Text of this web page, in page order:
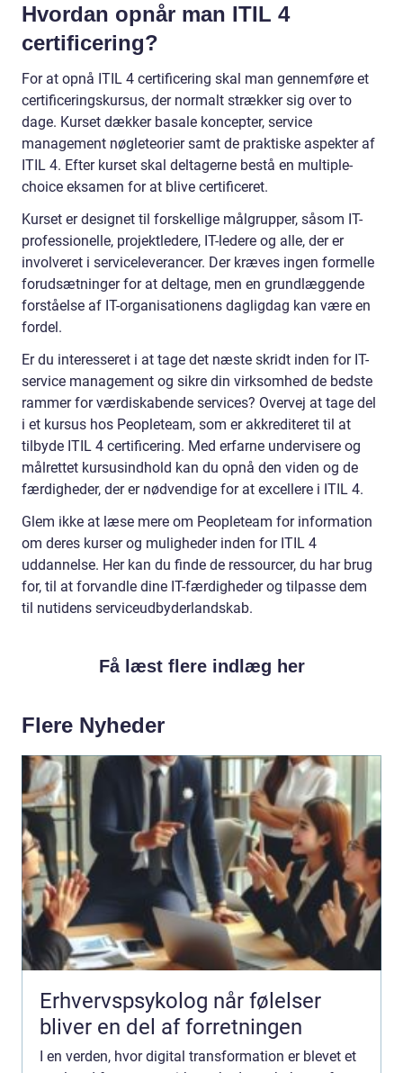
Hvordan opnår man ITIL 4
certificering?
For at opnå ITIL 4 certificering skal man gennemføre et
certificeringskursus, der normalt strækker sig over to
dage. Kurset dækker basale koncepter, service
management nøgleteorier samt de praktiske aspekter af
ITIL 4. Efter kurset skal deltagerne bestå en multiple-
choice eksamen for at blive certificeret.
Kurset er designet til forskellige målgrupper, såsom IT-
professionelle, projektledere, IT-ledere og alle, der er
involveret i serviceleverancer. Der kræves ingen formelle
forudsætninger for at deltage, men en grundlæggende
forståelse af IT-organisationens dagligdag kan være en
fordel.
Er du interesseret i at tage det næste skridt inden for IT-
service management og sikre din virksomhed de bedste
rammer for værdiskabende services? Overvej at tage del
i et kursus hos Peopleteam, som er akkrediteret til at
tilbyde ITIL 4 certificering. Med erfarne undervisere og
målrettet kursusindhold kan du opnå den viden og de
færdigheder, der er nødvendige for at excellere i ITIL 4.
Glem ikke at læse mere om Peopleteam for information
om deres kurser og muligheder inden for ITIL 4
uddannelse. Her kan du finde de ressourcer, du har brug
for, til at forvandle dine IT-færdigheder og tilpasse dem
til nutidens serviceudbyderlandskab.
Få læst flere indlæg her
Flere Nyheder
Erhvervspsykolog når følelser
bliver en del af forretningen
I en verden, hvor digital transformation er blevet et